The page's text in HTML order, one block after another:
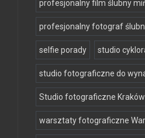
profesjonalny film ślubny
profesjonalny fotograf
selfie porady studio
studio fotograficzne do
Studio fotograficzne
warsztaty fotograficzne